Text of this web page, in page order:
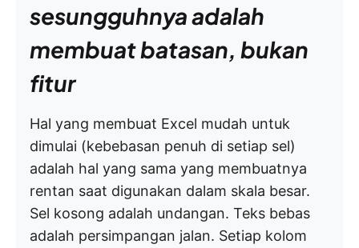
sesungguhnya adalah
membuat batasan, bukan
fitur
Hal yang membuat Excel mudah untuk
dimulai (kebebasan penuh di setiap sel)
adalah hal yang sama yang membuatnya
rentan saat digunakan dalam skala besar.
Sel kosong adalah undangan. Teks bebas
adalah persimpangan jalan. Setiap kolom